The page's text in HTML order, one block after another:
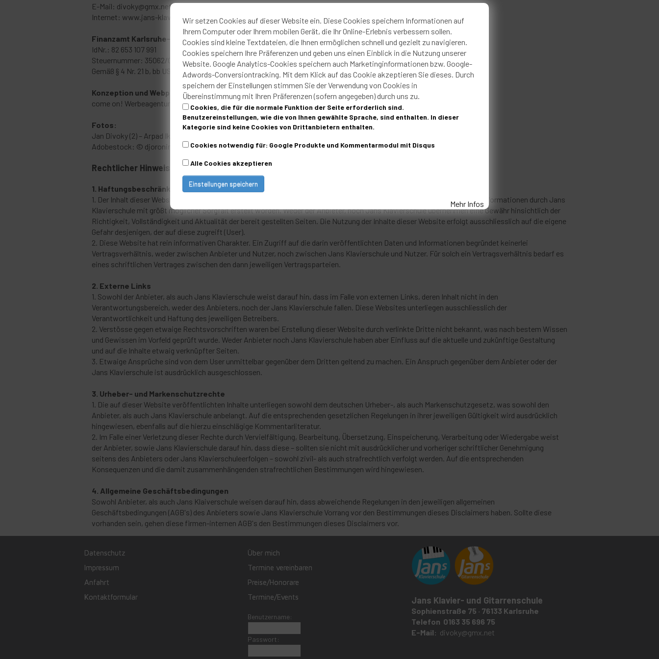
E-Mail: divoky@gmx.net
Internet: www.jans-klavierschule.de
Finanzamt Karlsruhe-Stadt
IdNr.: 82 653 107 991
Steuernummer: 35062/07262
Gemäß § 4 Nr. 21 b, bb UStG wird keine Umsatzsteuer berechnet.
Konzeption und Webprogrammierung:
come on! Werbeagentur Karlsruhe
Fotos:
Jan Divoky (2) – Arpad Ikuma Csizmazia
Adobestock: © djoronimo, © Artem Furman
Rechtlicher Hinweis – Disclaimer
1. Haftungsbeschränkung und Haftungsausschluss
1. Der Inhalt dieser Website ist auf der Grundlage der seitens des Anbieters (Inhaber der Website) zur Verfügung gestellten Informationen durch Jans
Klavierschule mit größt möglicher Sorgfalt erstellt worden. Weder der Anbieter, noch Jans Klavierschule übernehmen eine Gewähr hinsichtlich der
Richtigkeit, Vollständigkeit und Aktualität der bereit gestellten Seiten. Die Nutzung der Inhalte dieser Website erfolgt ausschliesslich auf die eigene
Gefahr desjenigen, der auf diese zugreift (User).
2. Diese Website hat rein informativen Charakter. Ein Zugriff auf die darin veröffentlichten Daten und Informationen begründet keinerlei
Vertragsverhältnis, weder zwischen Anbieter und Nutzer, noch zwischen Jans Klavierschule und Nutzer. Für solch ein Vertragsverhältnis bedarf es
eines schriftlichen Vertrages zwischen den dann jeweiligen Vertragsparteien.
2. Externe Links
1. Sowohl der Anbieter, als auch Jans Klavierschule weist darauf hin, dass im Falle von externen Links, deren Inhalt nicht in den
Verantwortungsbereich, weder des Anbieters, noch der Jans Klavierschule fallen. Diese Websites unterliegen ausschliesslich der
Verantwortlichkeit und Haftung des jeweiligen Betreibers.
2. Verstösse gegen etwaige Rechtsvorschriften waren bei Erstellung dieser Website durch verlinkte Dritte nicht bekannt, was nach bestem Wissen
und Gewissen im Vorfeld geprüft wurde. Weder Anbieter noch Jans Klavierschule haben aber Einfluss auf die aktuelle und zukünftige Gestaltung
und auf die Inhalte etwaig verknüpfter Seiten.
3. Etwaige Ansprüche sind von dem User unmittelbar gegenüber dem Dritten geltend zu machen. Ein Anspruch gegenüber dem Anbieter oder der
Jans Klavierschule ist ausdrücklich ausgeschlossen.
3. Urheber- und Markenschutzrechte
1. Die auf dieser Website veröffentlichten Inhalte unterliegen sowohl dem deutschen Urheber-, als auch Markenschutzgesetz, was sowohl den
Anbieter, als auch Jans Klavierschule anbelangt. Auf die entsprechenden gesetzlichen Regelungen in ihrer jeweiligen Gültigkeit wird ausdrücklich
hingewiesen, ebenfalls auf die hierzu einschlägige Kommentarliteratur.
2. Im Falle einer Verletzung dieser Rechte durch Vervielfältigung, Bearbeitung, Übersetzung, Einspeicherung, Verarbeitung oder Wiedergabe weist
der Anbieter, sowie Jans Klavierschule darauf hin, dass diese – sollten sie nicht mit ausdrücklicher und vorheriger schriftlicher Genehmigung
seitens des Anbieters oder Jans Klavierschuleerfolgen – sowohl zivil- als auch strafrechtlich verfolgt werden. Auf die entsprechenden
Konsequenzen und die damit zusammenhängenden strafrechtlichen Bestimmungen wird hingewiesen.
4. Allgemeine Geschäftsbedingungen
Sowohl Anbieter, als auch Jans Klaiverschule weisen darauf hin, dass abweichende Regelungen in den jeweiligen allgemeinen
Geschäftsbedingungen (AGB's) des Anbieters sowie Jans Klavierschule Vorrang vor den Bestimmungen dieses Disclaimers haben. Sollte diese
vorhanden sein, gehen diese firmen-internen AGB's den Bestimmungen dieses Disclaimers vor.
Datenschutz
Impressum
Anfahrt
Kontaktformular
Über mich
Termine vereinbaren
Preise/Honorare
Termine/Events
Benutzername:
Passwort:
Jans Klavier- und Gitarrenschule
Sophienstraße 75 · 76133 Karlsruhe
Telefon 0163 35 696 75
E-Mail: divoky@gmx.net
Wir setzen Cookies auf dieser Website ein. Diese Cookies speichern Informationen auf
Ihrem Computer oder Ihrem mobilen Gerät, die Ihr Online-Erlebnis verbessern sollen.
Cookies sind kleine Textdateien, die Ihnen ermöglichen schnell und gezielt zu navigieren.
Cookies speichern Ihre Präferenzen und geben uns einen Einblick in die Nutzung unserer
Website. Google Analytics-Cookies speichern auch Marketinginformationen bzw. Google-
Adwords-Conversiontracking. Mit dem Klick auf das Cookie akzeptieren Sie dieses. Durch
speichern der Einstellungen stimmen Sie der Verwendung von Cookies in
Übereinstimmung mit Ihren Präferenzen (sofern angegeben) durch uns zu.
Cookies, die für die normale Funktion der Seite erforderlich sind.
Benutzereinstellungen, wie die von Ihnen gewählte Sprache, sind enthalten. In dieser
Kategorie sind keine Cookies von Drittanbietern enthalten.
Cookies notwendig für: Google Produkte und Kommentarmodul mit Disqus
Alle Cookies akzeptieren
Einstellungen speichern
Mehr Infos